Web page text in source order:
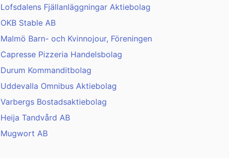
Lofsdalens Fjällanläggningar Aktiebolag
OKB Stable AB
Malmö Barn- och Kvinnojour, Föreningen
Capresse Pizzeria Handelsbolag
Durum Kommanditbolag
Uddevalla Omnibus Aktiebolag
Varbergs Bostadsaktiebolag
Heija Tandvård AB
Mugwort AB